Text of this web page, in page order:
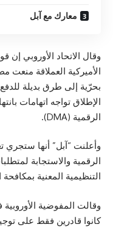
معارك مع آبل
وقال الاتحاد الأوروبي إن
الأميركية العملاقة منعت
بحرّية إلى طرق بديلة
الإطلاق تواجه اتهامات
الرقمية (DMA).
وأعلنت “آبل” أنها ستجري
الرقمية والاستجابة
التنظيمية المعنية بمكافحة
وقالت المفوضية
كانوا قادرين فقط على